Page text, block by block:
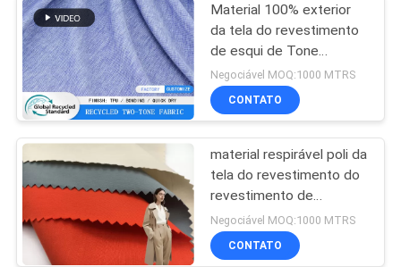
Material 100% exterior
da tela do revestimento
de esqui de Tone
Recycled Plastic Bottle
Fabric RPET do poliéster
dois
Negociável MOQ:1000 MTRS
CONTATO
material respirável poli da
tela do revestimento do
revestimento de
trincheira da tela da
sensação do algodão
75D do algodão da sarja
Negociável MOQ:1000 MTRS
CONTATO